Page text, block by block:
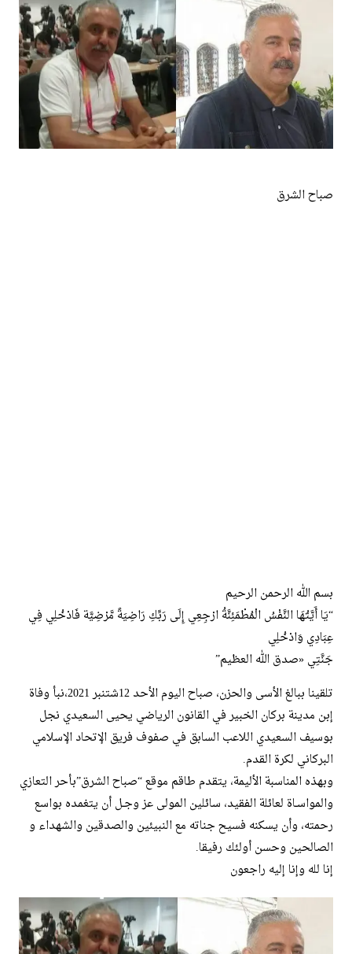
صباح الشرق
بسم الله الرحمن الرحيم
“يَا أَيَّتُهَا النَّفْسُ الْمُطْمَئِنَّةُ ارْجِعِي إِلَى رَبِّكِ رَاضِيَةً مَّرْضِيَّة فَادْخُلِي فِي
عِبَادِي وَادْخُلِي
جَنَّتِي «صدق الله العظيم”
تلقينا ببالغ الأسى والحزن، صباح اليوم الأحد 12شتنبر 2021،نبأ وفاة
إبن مدينة بركان الخبير في القانون الرياضي يحيى السعيدي نجل
بوسيف السعيدي اللاعب السابق في صفوف فريق الإتحاد الإسلامي
البركاني لكرة القدم.
وبهذه المناسبة الأليمة، يتقدم طاقم موقع “صباح الشرق”بأحر التعازي
والمواسـاة لعائلة الفقيد، سائلين المولى عز وجـل أن يتغمده بواسع
رحمته، وأن يسكنه فسيح جناته مع النبيئين والصدقين والشهداء و
الصالحين وحسن أولئك رفيقا.
إنا لله وإنا إليه راجعون